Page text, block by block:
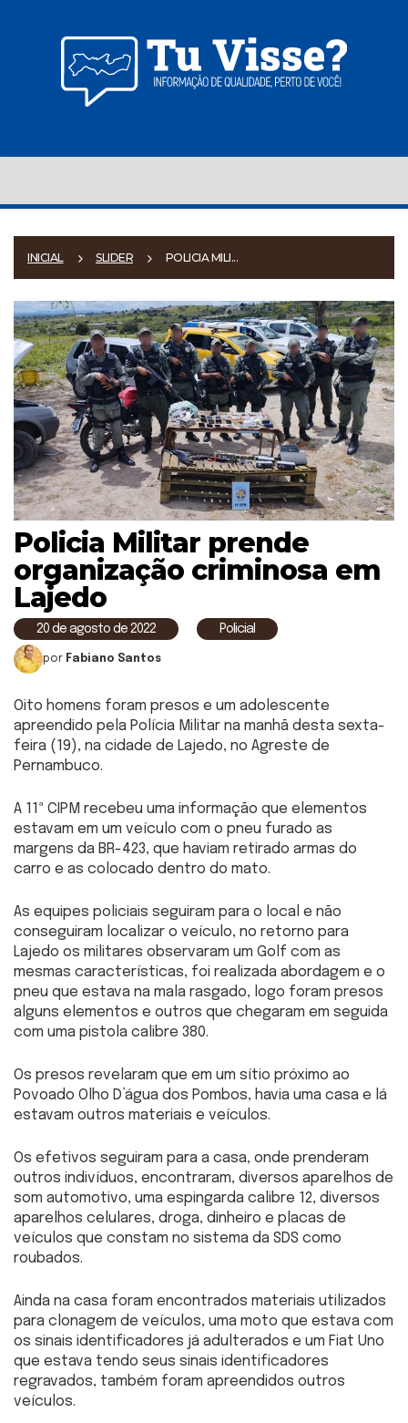
INICIAL SLIDER POLICIA MILI...
Policia Militar prende
organização criminosa em
Lajedo
20 de agosto de 2022 Policial
por Fabiano Santos
Oito homens foram presos e um adolescente
apreendido pela Polícia Militar na manhã desta sexta-
feira (19), na cidade de Lajedo, no Agreste de
Pernambuco.
A 11ª CIPM recebeu uma informação que elementos
estavam em um veículo com o pneu furado as
margens da BR-423, que haviam retirado armas do
carro e as colocado dentro do mato.
As equipes policiais seguiram para o local e não
conseguiram localizar o veículo, no retorno para
Lajedo os militares observaram um Golf com as
mesmas características, foi realizada abordagem e o
pneu que estava na mala rasgado, logo foram presos
alguns elementos e outros que chegaram em seguida
com uma pistola calibre 380.
Os presos revelaram que em um sítio próximo ao
Povoado Olho D’água dos Pombos, havia uma casa e lá
estavam outros materiais e veículos.
Os efetivos seguiram para a casa, onde prenderam
outros indivíduos, encontraram, diversos aparelhos de
som automotivo, uma espingarda calibre 12, diversos
aparelhos celulares, droga, dinheiro e placas de
veículos que constam no sistema da SDS como
roubados.
Ainda na casa foram encontrados materiais utilizados
para clonagem de veículos, uma moto que estava com
os sinais identificadores já adulterados e um Fiat Uno
que estava tendo seus sinais identificadores
regravados, também foram apreendidos outros
veículos.